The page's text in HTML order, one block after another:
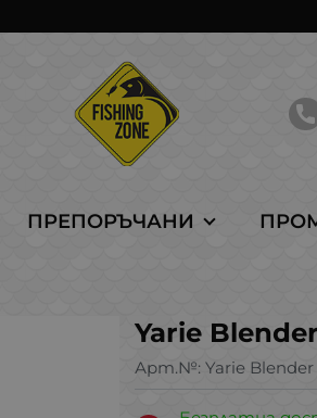
ПРЕПОРЪЧАНИ
Yarie
Арт.№: Yarie Blender